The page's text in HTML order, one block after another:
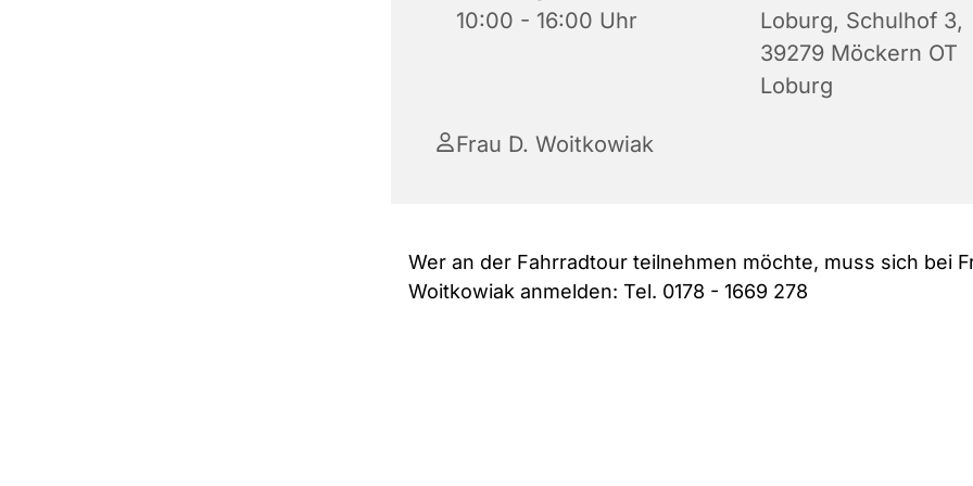
10:00 - 16:00 Uhr
Loburg, Schulhof 3,
39279 Möckern OT
Loburg
Frau D. Woitkowiak
Wer an der Fahrradtour teilnehmen möchte, muss sich bei
Woitkowiak anmelden: Tel. 0178 - 1669 278